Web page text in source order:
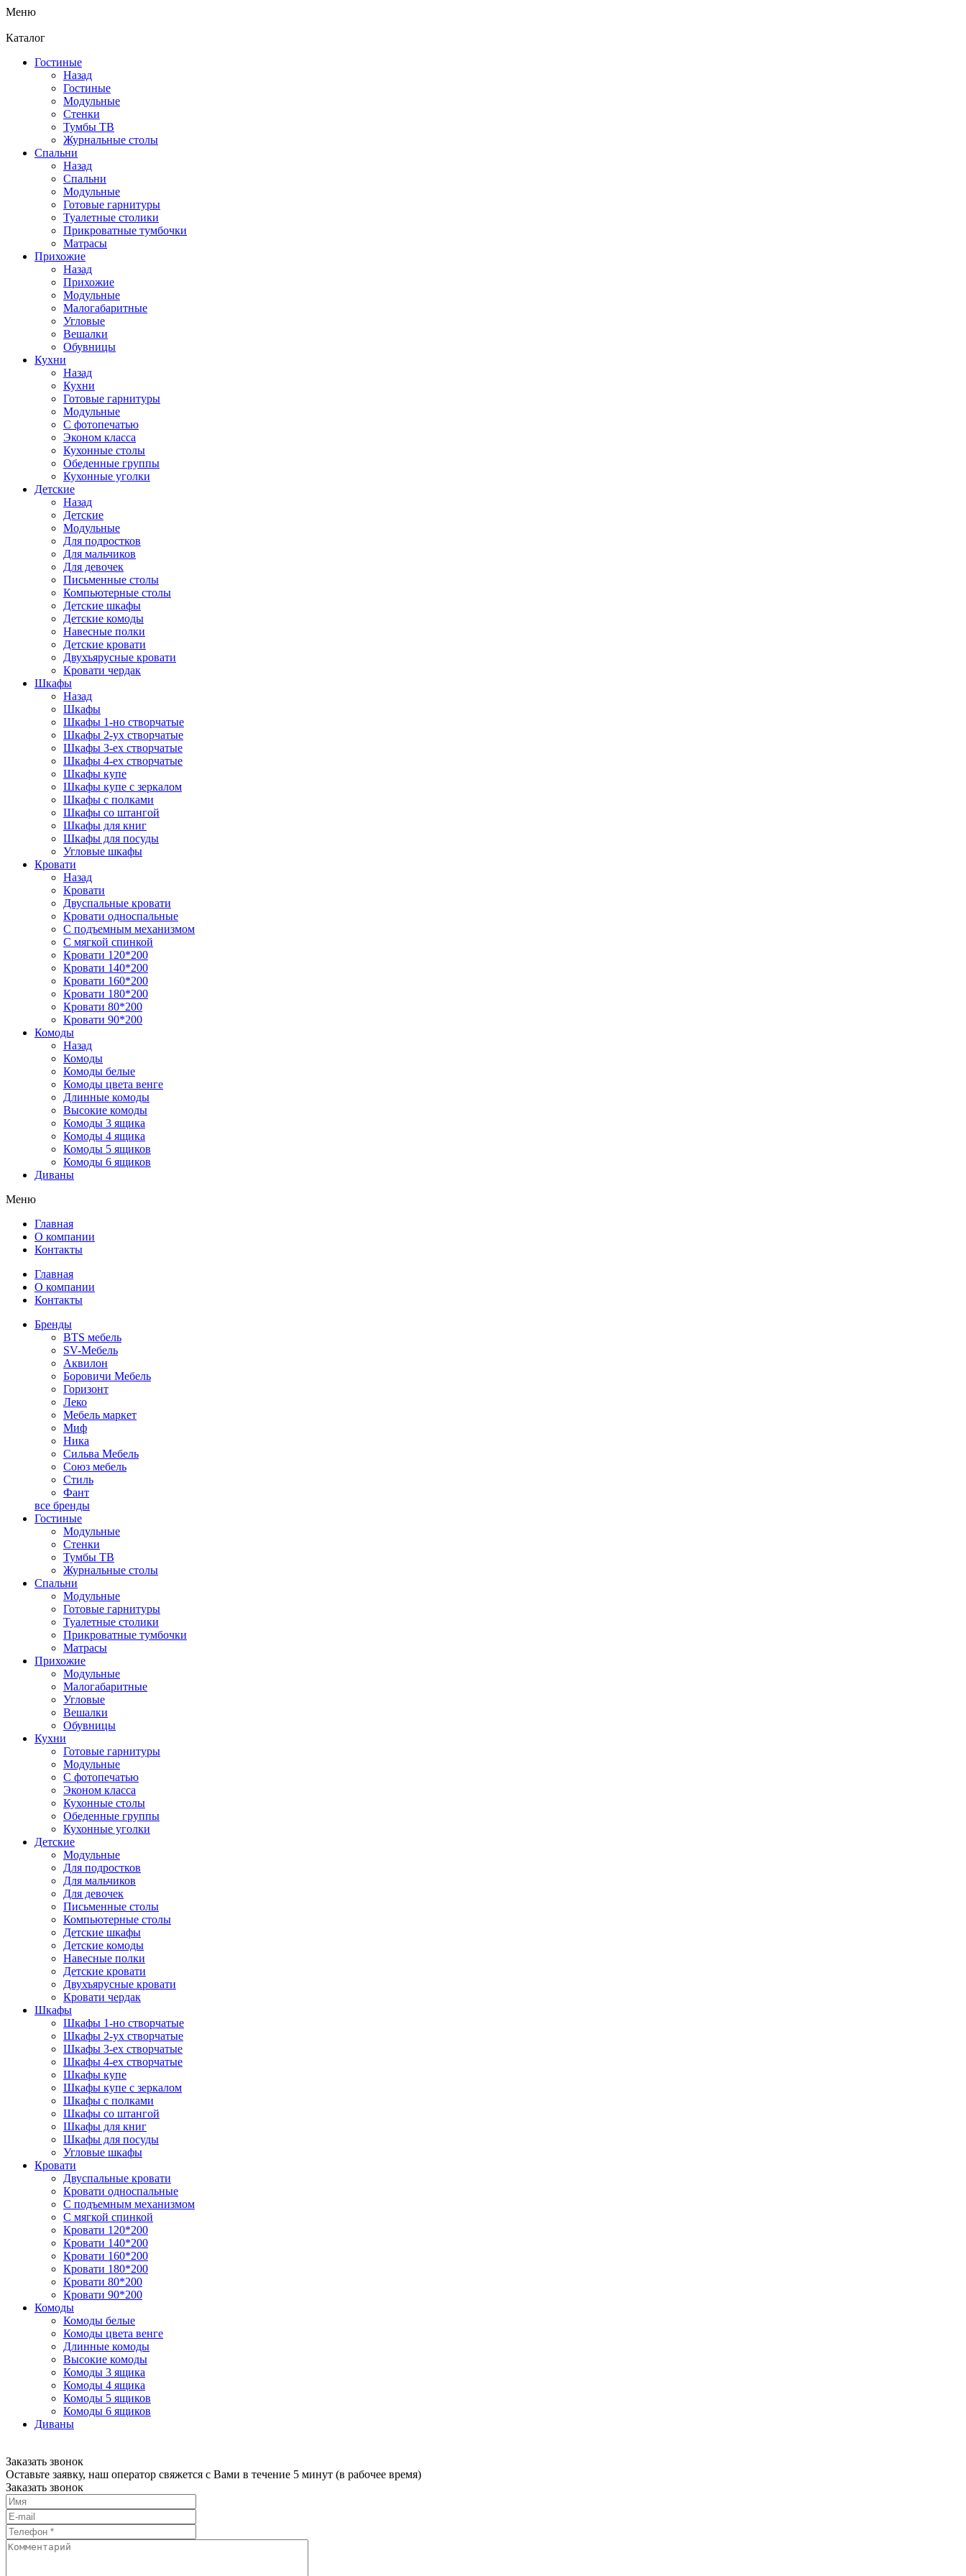
Меню
Каталог
Гостиные
Назад
Гостиные
Модульные
Стенки
Тумбы ТВ
Журнальные столы
Спальни
Назад
Спальни
Модульные
Готовые гарнитуры
Туалетные столики
Прикроватные тумбочки
Матрасы
Прихожие
Назад
Прихожие
Модульные
Малогабаритные
Угловые
Вешалки
Обувницы
Кухни
Назад
Кухни
Готовые гарнитуры
Модульные
С фотопечатью
Эконом класса
Кухонные столы
Обеденные группы
Кухонные уголки
Детские
Назад
Детские
Модульные
Для подростков
Для мальчиков
Для девочек
Письменные столы
Компьютерные столы
Детские шкафы
Детские комоды
Навесные полки
Детские кровати
Двухъярусные кровати
Кровати чердак
Шкафы
Назад
Шкафы
Шкафы 1-но створчатые
Шкафы 2-ух створчатые
Шкафы 3-ех створчатые
Шкафы 4-ех створчатые
Шкафы купе
Шкафы купе с зеркалом
Шкафы с полками
Шкафы со штангой
Шкафы для книг
Шкафы для посуды
Угловые шкафы
Кровати
Назад
Кровати
Двуспальные кровати
Кровати односпальные
С подъемным механизмом
С мягкой спинкой
Кровати 120*200
Кровати 140*200
Кровати 160*200
Кровати 180*200
Кровати 80*200
Кровати 90*200
Комоды
Назад
Комоды
Комоды белые
Комоды цвета венге
Длинные комоды
Высокие комоды
Комоды 3 ящика
Комоды 4 ящика
Комоды 5 ящиков
Комоды 6 ящиков
Диваны
Меню
Главная
О компании
Контакты
Главная
О компании
Контакты
Бренды
BTS мебель
SV-Мебель
Аквилон
Боровичи Мебель
Горизонт
Леко
Мебель маркет
Миф
Ника
Сильва Мебель
Союз мебель
Стиль
Фант
все бренды
Гостиные
Модульные
Стенки
Тумбы ТВ
Журнальные столы
Спальни
Модульные
Готовые гарнитуры
Туалетные столики
Прикроватные тумбочки
Матрасы
Прихожие
Модульные
Малогабаритные
Угловые
Вешалки
Обувницы
Кухни
Готовые гарнитуры
Модульные
С фотопечатью
Эконом класса
Кухонные столы
Обеденные группы
Кухонные уголки
Детские
Модульные
Для подростков
Для мальчиков
Для девочек
Письменные столы
Компьютерные столы
Детские шкафы
Детские комоды
Навесные полки
Детские кровати
Двухъярусные кровати
Кровати чердак
Шкафы
Шкафы 1-но створчатые
Шкафы 2-ух створчатые
Шкафы 3-ех створчатые
Шкафы 4-ех створчатые
Шкафы купе
Шкафы купе с зеркалом
Шкафы с полками
Шкафы со штангой
Шкафы для книг
Шкафы для посуды
Угловые шкафы
Кровати
Двуспальные кровати
Кровати односпальные
С подъемным механизмом
С мягкой спинкой
Кровати 120*200
Кровати 140*200
Кровати 160*200
Кровати 180*200
Кровати 80*200
Кровати 90*200
Комоды
Комоды белые
Комоды цвета венге
Длинные комоды
Высокие комоды
Комоды 3 ящика
Комоды 4 ящика
Комоды 5 ящиков
Комоды 6 ящиков
Диваны
Заказать звонок
Оставьте заявку, наш оператор свяжется с Вами в течение 5 минут (в рабочее время)
Заказать звонок